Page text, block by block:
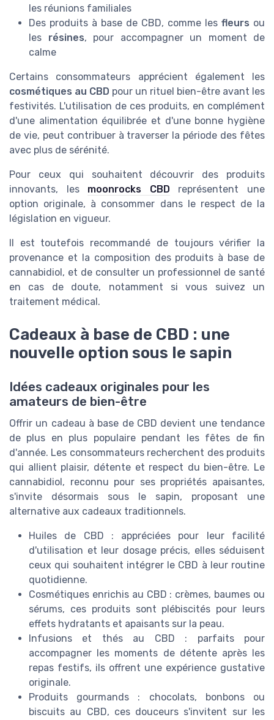
les réunions familiales
Des produits à base de CBD, comme les fleurs ou
les résines, pour accompagner un moment de
calme
Certains consommateurs apprécient également les
cosmétiques au CBD pour un rituel bien-être avant les
festivités. L'utilisation de ces produits, en complément
d'une alimentation équilibrée et d'une bonne hygiène
de vie, peut contribuer à traverser la période des fêtes
avec plus de sérénité.
Pour ceux qui souhaitent découvrir des produits
innovants, les moonrocks CBD représentent une
option originale, à consommer dans le respect de la
législation en vigueur.
Il est toutefois recommandé de toujours vérifier la
provenance et la composition des produits à base de
cannabidiol, et de consulter un professionnel de santé
en cas de doute, notamment si vous suivez un
traitement médical.
Cadeaux à base de CBD : une
nouvelle option sous le sapin
Idées cadeaux originales pour les
amateurs de bien-être
Offrir un cadeau à base de CBD devient une tendance
de plus en plus populaire pendant les fêtes de fin
d'année. Les consommateurs recherchent des produits
qui allient plaisir, détente et respect du bien-être. Le
cannabidiol, reconnu pour ses propriétés apaisantes,
s'invite désormais sous le sapin, proposant une
alternative aux cadeaux traditionnels.
Huiles de CBD : appréciées pour leur facilité
d'utilisation et leur dosage précis, elles séduisent
ceux qui souhaitent intégrer le CBD à leur routine
quotidienne.
Cosmétiques enrichis au CBD : crèmes, baumes ou
sérums, ces produits sont plébiscités pour leurs
effets hydratants et apaisants sur la peau.
Infusions et thés au CBD : parfaits pour
accompagner les moments de détente après les
repas festifs, ils offrent une expérience gustative
originale.
Produits gourmands : chocolats, bonbons ou
biscuits au CBD, ces douceurs s'invitent sur les